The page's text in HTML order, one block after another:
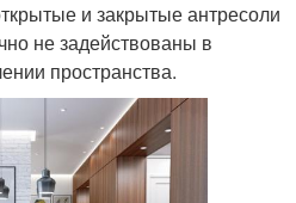
и закрытые антресоли
не задействованы в
пространства.